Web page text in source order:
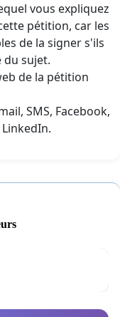
vous expliquez
pétition, car les
de la signer s'ils
sujet.
de la pétition
SMS, Facebook,